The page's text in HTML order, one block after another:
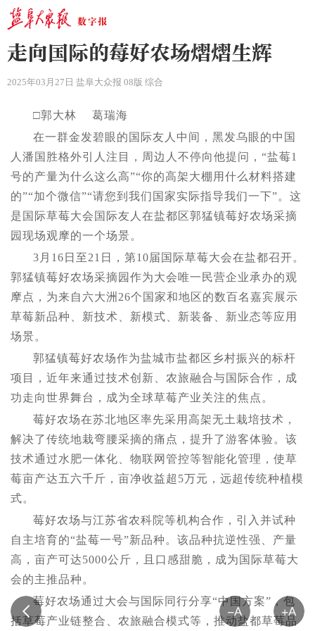
走向国际的莓好农场熠熠生辉
2025年03月27日 盐阜大众报 08版 综合
□郭大林 葛瑞海
在一群金发碧眼的国际友人中间，黑发乌眼的中国
人潘国胜格外引人注目，周边人不停向他提问，“盐莓1
号的产量为什么这么高”“你的高架大棚用什么材料搭建
的”“加个微信”“请您到我们国家实际指导我们一下”。这
是国际草莓大会国际友人在盐都区郭猛镇莓好农场采摘
园现场观摩的一个场景。
3月16日至21日，第10届国际草莓大会在盐都召开。
郭猛镇莓好农场采摘园作为大会唯一民营企业承办的观
摩点，为来自六大洲26个国家和地区的数百名嘉宾展示
草莓新品种、新技术、新模式、新装备、新业态等应用
场景。
郭猛镇莓好农场作为盐城市盐都区乡村振兴的标杆
项目，近年来通过技术创新、农旅融合与国际合作，成
功走向世界舞台，成为全球草莓产业关注的焦点。
莓好农场在苏北地区率先采用高架无土栽培技术，
解决了传统地栽弯腰采摘的痛点，提升了游客体验。该
技术通过水肥一体化、物联网管控等智能化管理，使草
莓亩产达五六千斤，亩净收益超5万元，远超传统种植模
式。
莓好农场与江苏省农科院等机构合作，引入并试种
自主培育的“盐莓一号”新品种。该品种抗逆性强、产量
高，亩产可达5000公斤，且口感甜脆，成为国际草莓大
会的主推品种。
莓好农场通过大会与国际同行分享“中国方案”，包
括草莓产业链整合、农旅融合模式等，推动盐都草莓品